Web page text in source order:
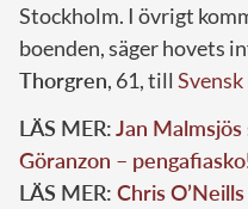
Stockholm. I övrigt
boenden, säger hovets
Thorgren, 61, till
LÄS MER:Jan
Göranzon –
LÄS MER: Chris